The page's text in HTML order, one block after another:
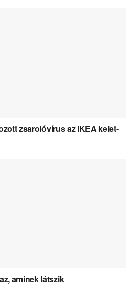
zsarolóvírus az IKEA kelet-
aminek látszik